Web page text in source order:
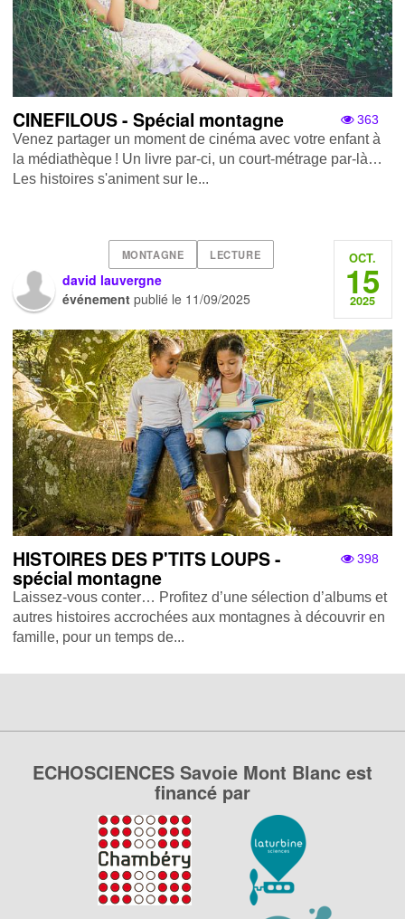
363
CINEFILOUS - Spécial montagne
Venez partager un moment de cinéma avec votre enfant à
la médiathèque ! Un livre par-ci, un court-métrage par-là…
Les histoires s'animent sur le...
MONTAGNE LECTURE
david lauvergne
événement publié le 11/09/2025
OCT.
15
2025
398
HISTOIRES DES P'TITS LOUPS -
spécial montagne
Laissez-vous conter… Profitez d’une sélection d’albums et
autres histoires accrochées aux montagnes à découvrir en
famille, pour un temps de...
ECHOSCIENCES Savoie Mont Blanc est
financé par